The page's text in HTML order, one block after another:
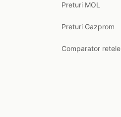
Preturi MOL
Preturi Gazprom
Comparator retele